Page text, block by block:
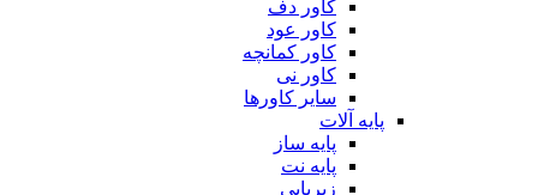
کاور دف
کاور عود
کاور کمانچه
کاور نی
سایر کاورها
پایه آلات
پایه ساز
پایه نت
زیرپایی